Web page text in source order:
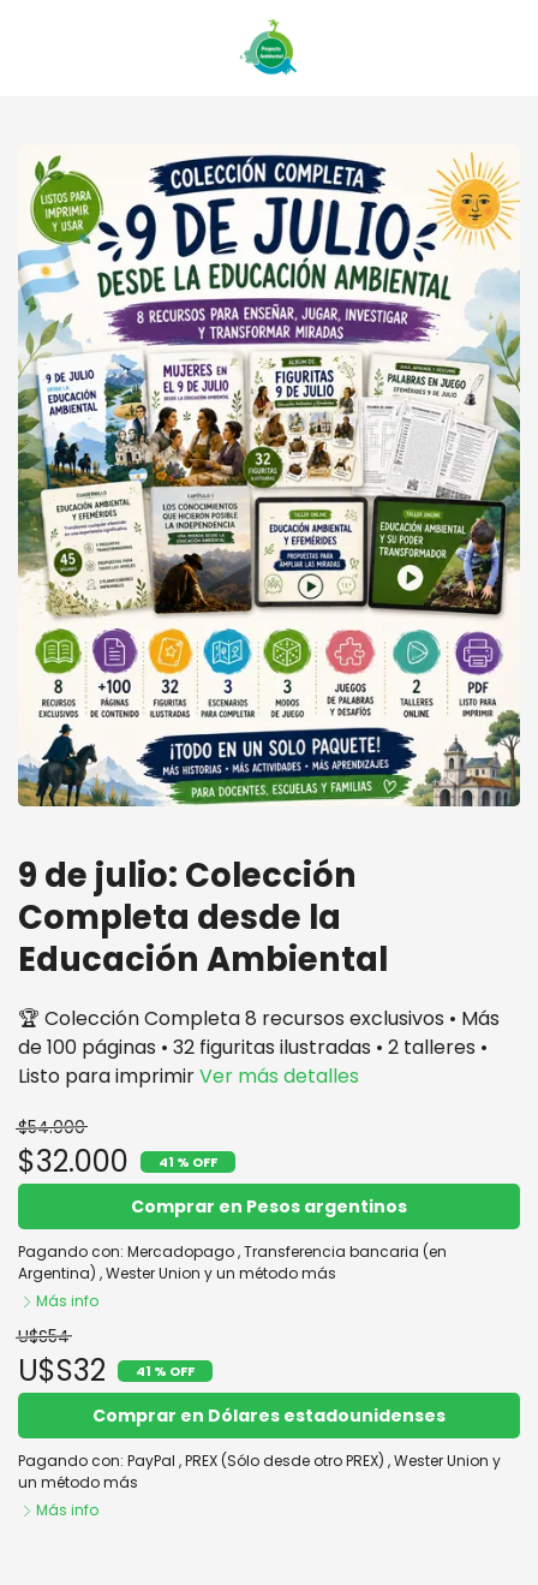
9 de julio: Colección
Completa desde la
Educación Ambiental
🏆 Colección Completa 8 recursos exclusivos • Más
de 100 páginas • 32 figuritas ilustradas • 2 talleres •
Listo para imprimirVer más detalles
$54.000
$32.000 41 % OFF
Comprar en Pesos argentinos
Pagando con: Mercadopago,Transferencia bancaria (en
Argentina) ,Wester Union y un método más
Más info
U$S54
U$S32 41 % OFF
Comprar en Dólares estadounidenses
Pagando con: PayPal ,PREX (Sólo desde otro PREX) ,Wester Union y
un método más
Más info